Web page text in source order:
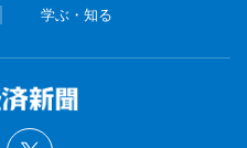
学ぶ・知る